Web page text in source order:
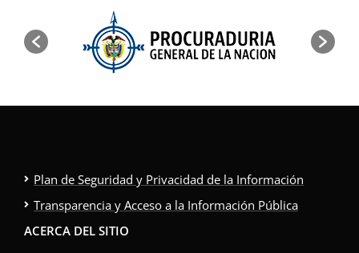
Plan de Seguridad y Privacidad de la Información
Transparencia y Acceso a la Información Pública
ACERCA DEL SITIO